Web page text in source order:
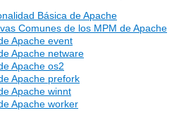
Básica de Apache
Comunes de los MPM de Apache
Apache event
Apache netware
Apache os2
Apache prefork
Apache winnt
Apache worker